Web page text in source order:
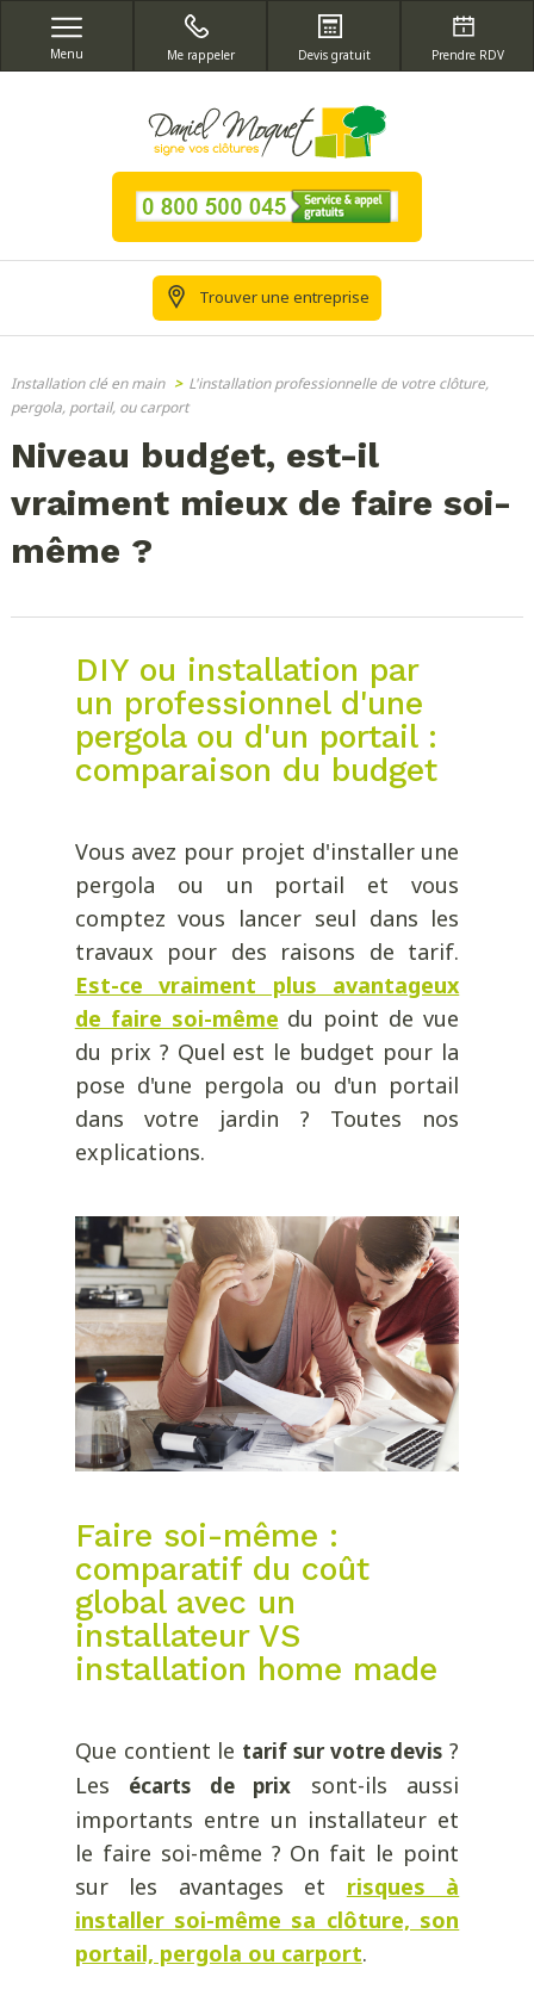
Menu Me rappeler Devis gratuit Prendre RDV
Trouver une entreprise
Installation clé en main > L'installation professionnelle de votre clôture,
pergola, portail, ou carport
Niveau budget, est-il
vraiment mieux de faire soi-
même ?
DIY ou installation par
un professionnel d'une
pergola ou d'un portail :
comparaison du budget
Vous avez pour projet d'installer une
pergola ou un portail et vous
comptez vous lancer seul dans les
travaux pour des raisons de tarif.
Est-ce vraiment plus avantageux
de faire soi-même du point de vue
du prix ? Quel est le budget pour la
pose d'une pergola ou d'un portail
dans votre jardin ? Toutes nos
explications.
Faire soi-même :
comparatif du coût
global avec un
installateur VS
installation home made
Que contient le tarif sur votre devis ?
Les écarts de prix sont-ils aussi
importants entre un installateur et
le faire soi-même ? On fait le point
sur les avantages et risques à
installer soi-même sa clôture, son
portail, pergola ou carport.